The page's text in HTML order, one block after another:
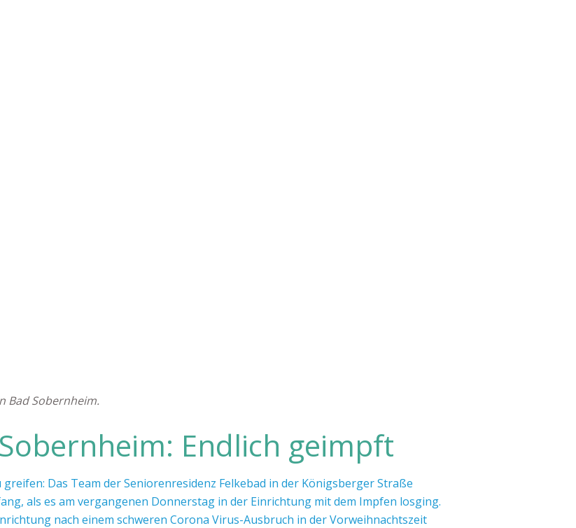
Bad Sobernheim.
Endlich geimpft
Das Team der Seniorenresidenz Felkebad in der Königsberger Straße
als es am vergangenen Donnerstag in der Einrichtung mit dem Impfen losging.
nach einem schweren Corona Virus-Ausbruch in der Vorweihnachtszeit